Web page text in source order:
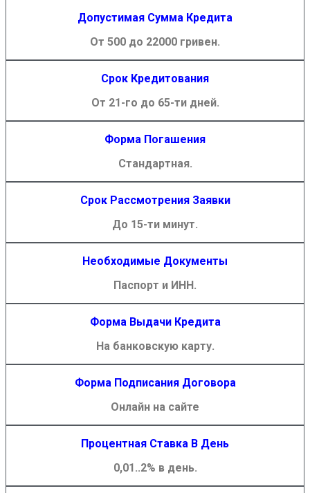
Допустимая Сумма Кредита
От 500 до 22000 гривен.
Срок Кредитования
От 21-го до 65-ти дней.
Форма Погашения
Стандартная.
Срок Рассмотрения Заявки
До 15-ти минут.
Необходимые Документы
Паспорт и ИНН.
Форма Выдачи Кредита
На банковскую карту.
Форма Подписания Договора
Онлайн на сайте
Процентная Ставка В День
0,01..2% в день.